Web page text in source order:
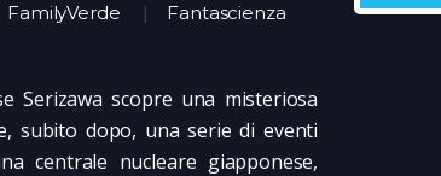
FamilyVerde Fantascienza
Serizawa scopre una misteriosa
subito dopo, una serie di eventi
centrale nucleare giapponese,